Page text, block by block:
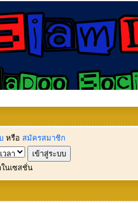
หรือ สมัครสมาชิก
ในเซสชั่น